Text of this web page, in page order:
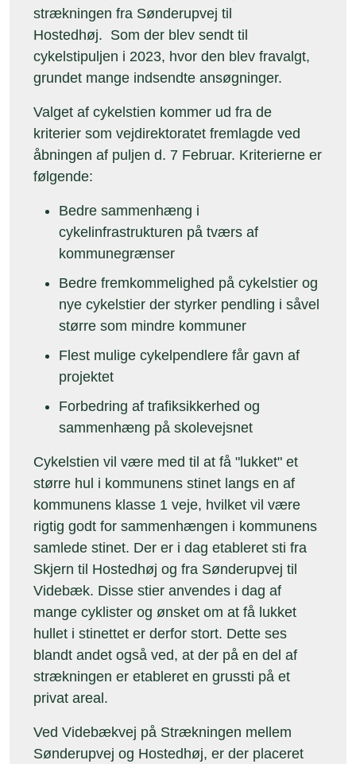
strækningen fra Sønderupvej til
Hostedhøj. Som der blev sendt til
cykelstipuljen i 2023, hvor den blev fravalgt,
grundet mange indsendte ansøgninger.
Valget af cykelstien kommer ud fra de
kriterier som vejdirektoratet fremlagde ved
åbningen af puljen d. 7 Februar. Kriterierne er
følgende:
Bedre sammenhæng i
cykelinfrastrukturen på tværs af
kommunegrænser
Bedre fremkommelighed på cykelstier og
nye cykelstier der styrker pendling i såvel
større som mindre kommuner
Flest mulige cykelpendlere får gavn af
projektet
Forbedring af trafiksikkerhed og
sammenhæng på skolevejsnet
Cykelstien vil være med til at få "lukket" et
større hul i kommunens stinet langs en af
kommunens klasse 1 veje, hvilket vil være
rigtig godt for sammenhængen i kommunens
samlede stinet. Der er i dag etableret sti fra
Skjern til Hostedhøj og fra Sønderupvej til
Videbæk. Disse stier anvendes i dag af
mange cyklister og ønsket om at få lukket
hullet i stinettet er derfor stort. Dette ses
blandt andet også ved, at der på en del af
strækningen er etableret en grussti på et
privat areal.
Ved Videbækvej på Strækningen mellem
Sønderupvej og Hostedhøj, er der placeret